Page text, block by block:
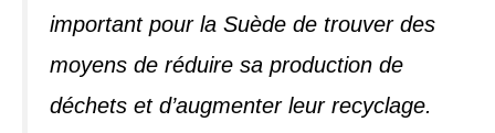
important pour la Suède de trouver des
moyens de réduire sa production de
déchets et d’augmenter leur recyclage.